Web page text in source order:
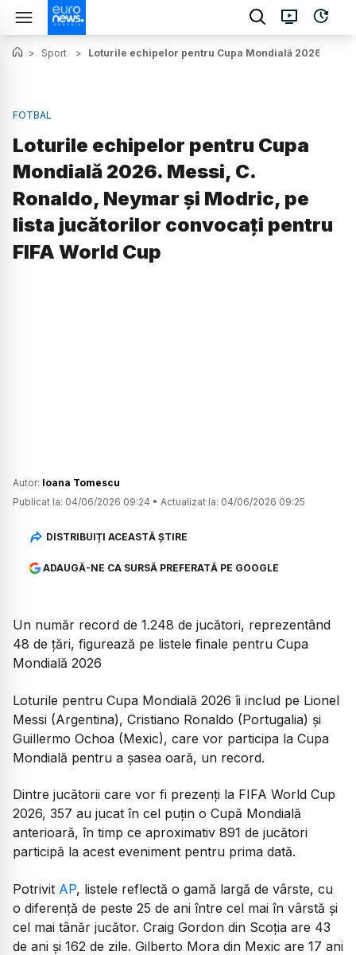
> Sport > Loturile echipelor pentru Cupa Mondială 2026.
FOTBAL
Loturile echipelor pentru Cupa
Mondială 2026. Messi, C.
Ronaldo, Neymar și Modric, pe
lista jucătorilor convocați pentru
FIFA World Cup
Autor: Ioana Tomescu
Publicat la: 04/06/2026 09:24 • Actualizat la: 04/06/2026 09:25
DISTRIBUIȚI ACEASTĂ ȘTIRE
ADAUGĂ-NE CA SURSĂ PREFERATĂ PE GOOGLE
Un număr record de 1.248 de jucători, reprezentând
48 de țări, figurează pe listele finale pentru Cupa
Mondială 2026
Loturile pentru Cupa Mondială 2026 îi includ pe Lionel
Messi (Argentina), Cristiano Ronaldo (Portugalia) și
Guillermo Ochoa (Mexic), care vor participa la Cupa
Mondială pentru a șasea oară, un record.
Dintre jucătorii care vor fi prezenți la FIFA World Cup
2026, 357 au jucat în cel puțin o Cupă Mondială
anterioară, în timp ce aproximativ 891 de jucători
participă la acest eveniment pentru prima dată.
Potrivit AP, listele reflectă o gamă largă de vârste, cu
o diferență de peste 25 de ani între cel mai în vârstă și
cel mai tânăr jucător. Craig Gordon din Scoția are 43
de ani și 162 de zile. Gilberto Mora din Mexic are 17 ani